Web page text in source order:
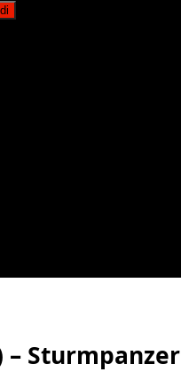
– Sturmpanzer